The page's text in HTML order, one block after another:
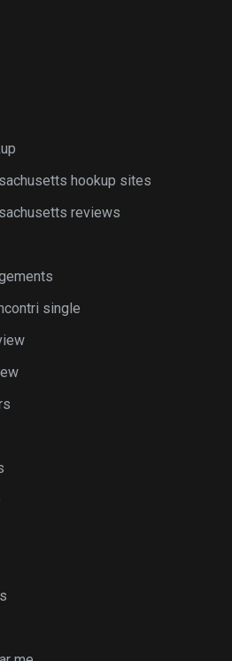
hookup sites
reviews
single